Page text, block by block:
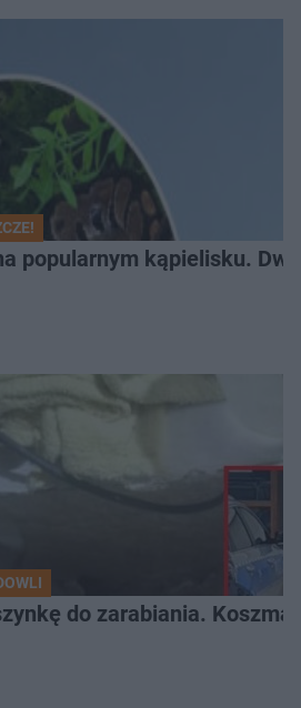
popularnym kąpielisku.
do zarabiania.